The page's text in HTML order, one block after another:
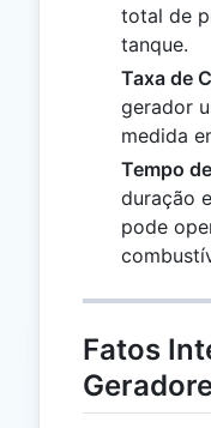
total de
tanque.
Taxa de
gerador
medida
Tempo
duração
pode
Fatos